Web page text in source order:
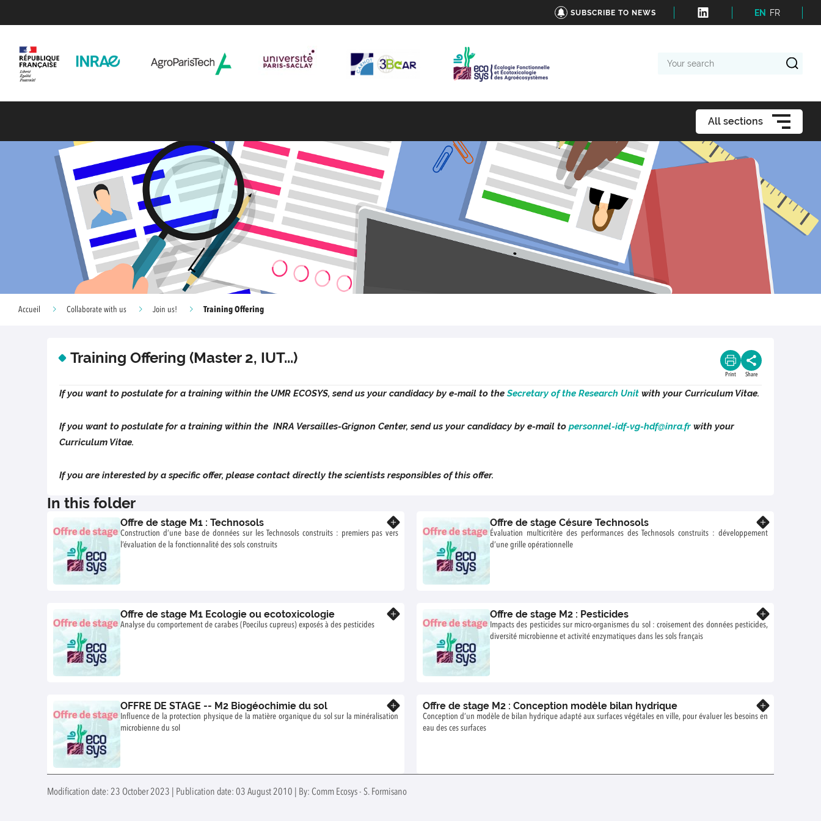
SUBSCRIBE TO NEWS EN FR
search
All sections
Accueil Collaborate with us Join us! Training Offering
Training Offering (Master 2, IUT...)
Print Share
If you want to postulate for a training within the UMR ECOSYS, send us your candidacy by e-mail to theSecretary of the Research Unit with your Curriculum Vitae.
If you want to postulate for a training within the INRA Versailles-Grignon Center, send us your candidacy by e-mail topersonnel-idf-vg-hdf@inra.fr with your
Curriculum Vitae.
If you are interested by a specific offer, please contact directly the scientists responsibles of this offer.
In this folder
Offre de stage M1 : Technosols
Construction d’une base de données sur les Technosols construits : premiers pas vers
l’évaluation de la fonctionnalité des sols construits
Offre de stage Césure Technosols
Évaluation multicritère des performances des Technosols construits : développement
d’une grille opérationnelle
Offre de stage M1 Ecologie ou ecotoxicologie
Analyse du comportement de carabes (Poecilus cupreus) exposés à des pesticides
Offre de stage M2 : Pesticides
Impacts des pesticides sur micro-organismes du sol : croisement des données pesticides,
diversité microbienne et activité enzymatiques dans les sols français
OFFRE DE STAGE -- M2 Biogéochimie du sol
Influence de la protection physique de la matière organique du sol sur la minéralisation
microbienne du sol
Offre de stage M2 : Conception modèle bilan hydrique
Conception d’un modèle de bilan hydrique adapté aux surfaces végétales en ville, pour évaluer les besoins en
eau des ces surfaces
Modification date: 23 October 2023 | Publication date: 03 August 2010 | By: Comm Ecosys - S. Formisano